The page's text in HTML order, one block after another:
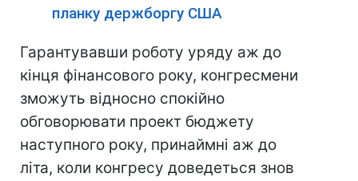
планку держборгу США
Гарантувавши роботу уряду аж до
кінця фінансового року, конгресмени
зможуть відносно спокійно
обговорювати проект бюджету
наступного року, принаймні аж до
літа, коли конгресу доведеться знов